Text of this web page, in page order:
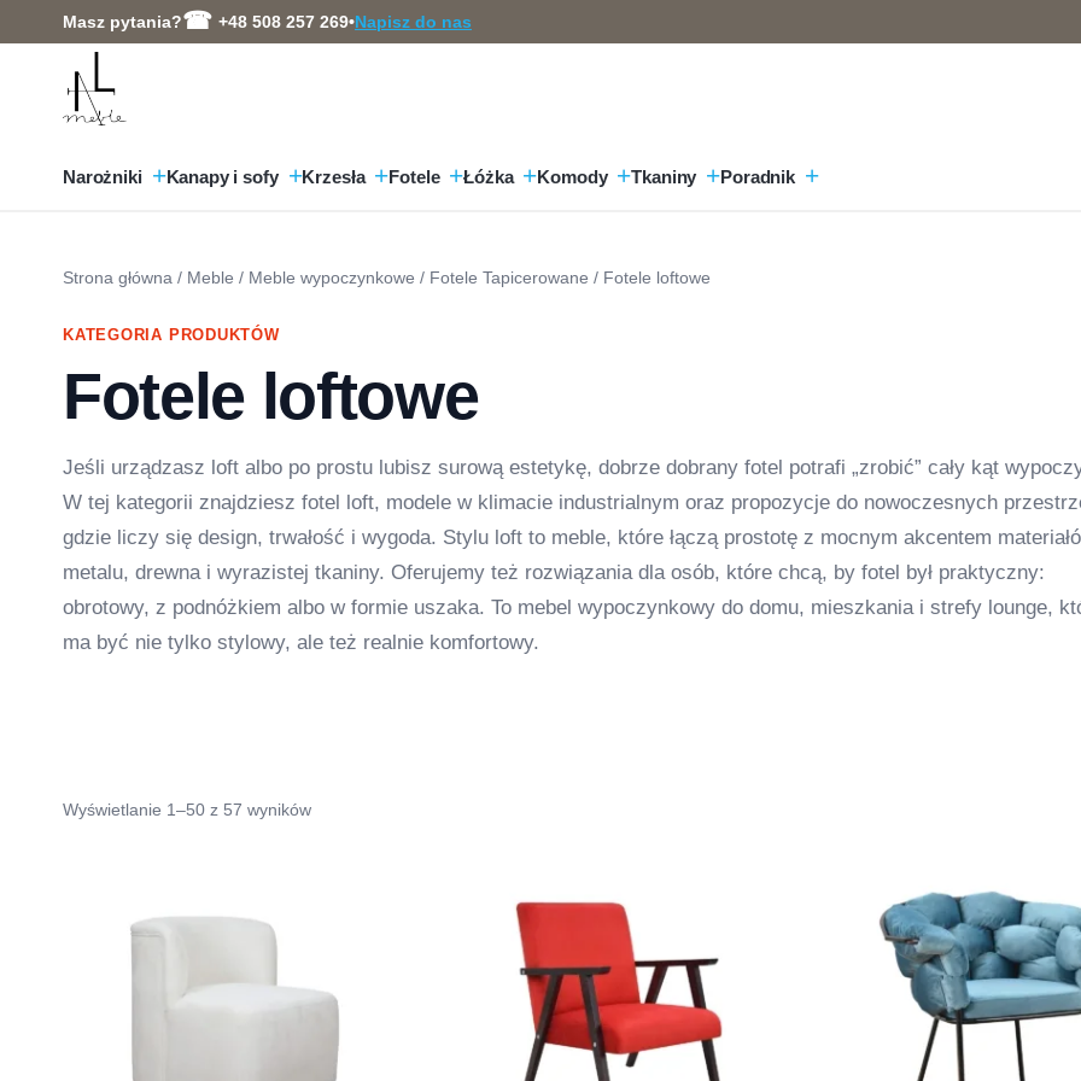
do
Masz pytania? +48 508 257 269•Napisz do nas
Narożniki Kanapy i sofy Krzesła Fotele Łóżka Komody Tkaniny Poradnik
Strona główna / Meble / Meble wypoczynkowe / Fotele Tapicerowane / Fotele loftowe
KATEGORIA PRODUKTÓW
Fotele loftowe
Jeśli urządzasz loft albo po prostu lubisz surową estetykę, dobrze dobrany fotel potrafi „zrobić” cały kąt
W tej kategorii znajdziesz fotel loft, modele w klimacie industrialnym oraz propozycje do nowoczesnych
gdzie liczy się design, trwałość i wygoda. Stylu loft to meble, które łączą prostotę z mocnym akcentem
metalu, drewna i wyrazistej tkaniny. Oferujemy też rozwiązania dla osób, które chcą, by fotel był praktyczny:
obrotowy, z podnóżkiem albo w formie uszaka. To mebel wypoczynkowy do domu, mieszkania i strefy lounge,
ma być nie tylko stylowy, ale też realnie komfortowy.
Wyświetlanie 1–50 z 57 wyników